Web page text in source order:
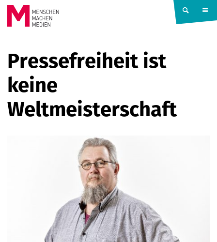
Springe zum Inhalt
MACHEN
MEDIEN
Pressefreiheit ist
keine
Weltmeisterschaft